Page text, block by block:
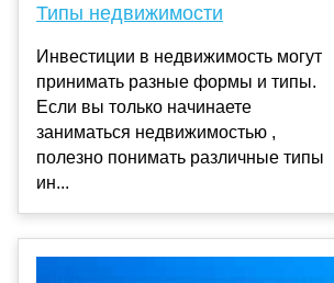
Типы недвижимости
Инвестиции в недвижимость могут
принимать разные формы и типы.
Если вы только начинаете
заниматься недвижимостью ,
полезно понимать различные типы
ин...